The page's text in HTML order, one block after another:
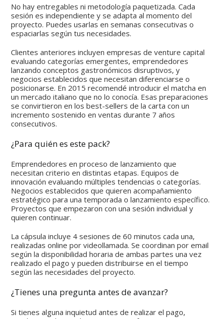
No hay entregables ni metodología paquetizada. Cada
sesión es independiente y se adapta al momento del
proyecto. Puedes usarlas en semanas consecutivas o
espaciarlas según tus necesidades.
Clientes anteriores incluyen empresas de venture capital
evaluando categorías emergentes, emprendedores
lanzando conceptos gastronómicos disruptivos, y
negocios establecidos que necesitan diferenciarse o
posicionarse. En 2015 recomendé introducir el matcha en
un mercado italiano que no lo conocía. Esas preparaciones
se convirtieron en los best-sellers de la carta con un
incremento sostenido en ventas durante 7 años
consecutivos.
¿Para quién es este pack?
Emprendedores en proceso de lanzamiento que
necesitan criterio en distintas etapas. Equipos de
innovación evaluando múltiples tendencias o categorías.
Negocios establecidos que quieren acompañamiento
estratégico para una temporada o lanzamiento específico.
Proyectos que empezaron con una sesión individual y
quieren continuar.
La cápsula incluye 4 sesiones de 60 minutos cada una,
realizadas online por videollamada. Se coordinan por email
según la disponibilidad horaria de ambas partes una vez
realizado el pago y pueden distribuirse en el tiempo
según las necesidades del proyecto.
¿Tienes una pregunta antes de avanzar?
Si tienes alguna inquietud antes de realizar el pago,